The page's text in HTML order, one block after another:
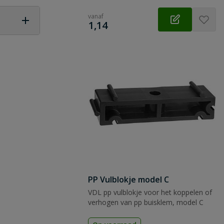
vanaf
€
1,14
PP Vulblokje model C
VDL pp vulblokje voor het koppelen of
verhogen van pp buisklem, model C